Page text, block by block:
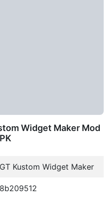
Widget Maker Mod
Kustom Widget Maker